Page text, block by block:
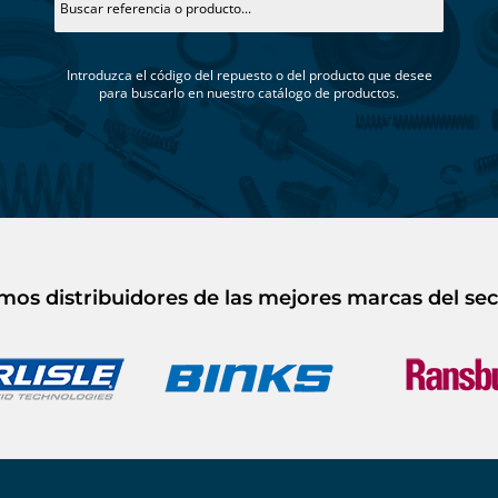
Introduzca el código del repuesto o del producto que desee
para buscarlo en nuestro catálogo de productos.
distribuidores de las mejores marcas del